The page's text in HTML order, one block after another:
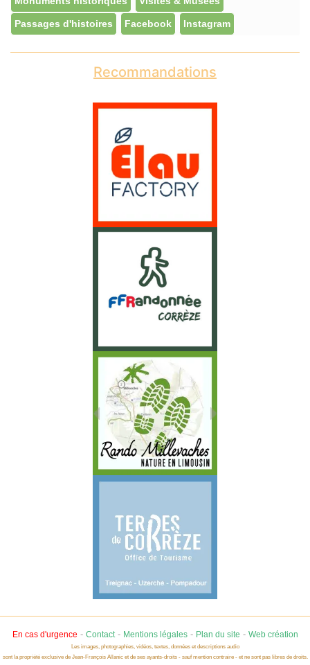
Passages d'histoires Facebook Instagram
Recommandations
En cas d'urgence - Contact- Mentions légales- Plan du site - Web création
Les images, photographies, vidéos, textes, données et descriptions audio
sont la propriété exclusive de Jean-François Allanic et de ses ayants-droits - sauf mention contraire - et ne sont pas libres de droits.